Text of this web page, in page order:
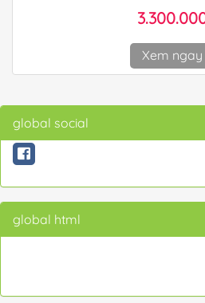
Xem ngay
global social
global html